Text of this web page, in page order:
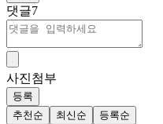
댓글7
사진첨부
등록
추천순
최신순 등록순